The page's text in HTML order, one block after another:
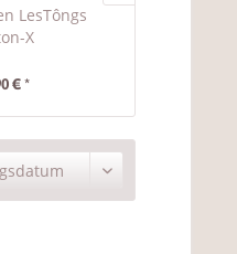
LesTôngs
X
€ *